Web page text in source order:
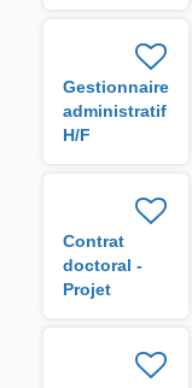
Gestionnaire
administratif
H/F
Contrat
doctoral -
Projet